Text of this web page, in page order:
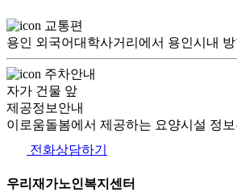
교통편
용인 외국어대학사거리에서 용인시내
주차안내
자가 건물 앞
제공정보안내
이로움돌봄에서 제공하는 요양시설 정
전화상담하기
우리재가노인복지센터